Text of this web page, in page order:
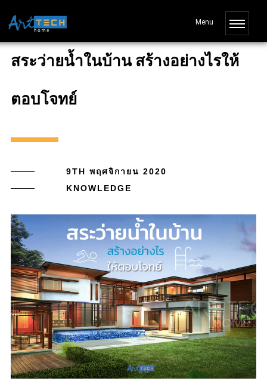
สระว่ายน้ำในบ้าน สร้างอย่างไรให้
ตอบโจทย์
9TH พฤศจิกายน 2020
KNOWLEDGE